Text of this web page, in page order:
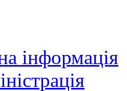
інформація